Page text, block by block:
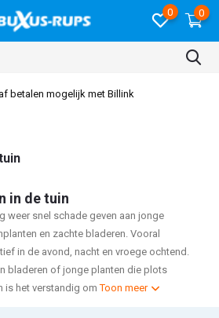
0 0
betalen mogelijk met Billink
in de tuin
weer snel schade geven aan jonge
en zachte bladeren. Vooral
in de avond, nacht en vroege ochtend.
bladeren of jonge planten die plots
is het verstandig omToon meer